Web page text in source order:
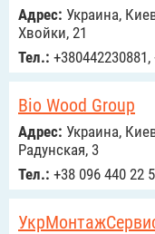
Адрес: Украина,
Хвойки, 21
Тел.:
Bio Wood Group
Адрес: Украина,
Радунская, 3
Тел.: +38 096 440 22